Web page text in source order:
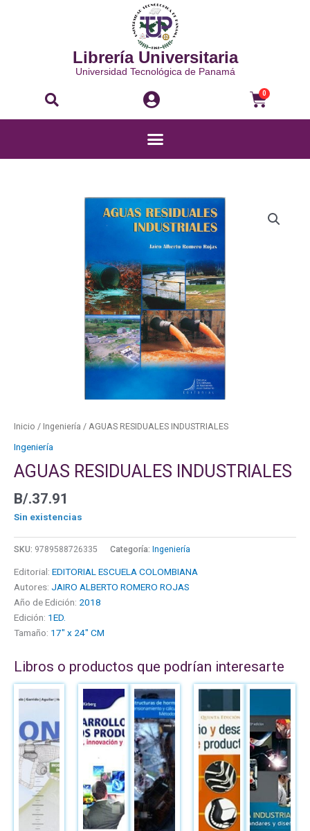
Librería Universitaria
Universidad Tecnológica de Panamá
Buscar 0
Menú
Inicio / Ingeniería / AGUAS RESIDUALES INDUSTRIALES
Ingeniería
AGUAS RESIDUALES INDUSTRIALES
B/.37.91
Sin existencias
SKU: 9789588726335 Categoría: Ingeniería
Editorial: EDITORIAL ESCUELA COLOMBIANA
Autores: JAIRO ALBERTO ROMERO ROJAS
Año de Edición: 2018
Edición: 1ED.
Tamaño: 17" x 24" CM
Libros o productos que podrían interesarte